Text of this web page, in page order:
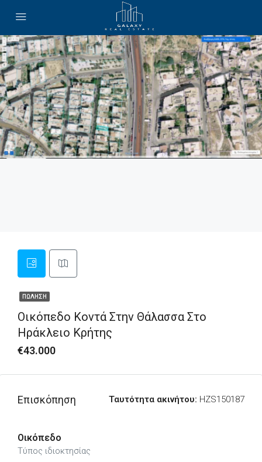
ΠΏΛΗΣΗ
Οικόπεδο Κοντά Στην Θάλασσα Στο
Ηράκλειο Κρήτης
€43.000
Επισκόπηση Ταυτότητα ακινήτου: HZS150187
Οικόπεδο
Τύπος ιδιοκτησίας